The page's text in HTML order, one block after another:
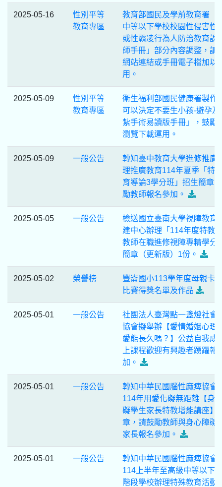
2025-05-16
性別平等
教育專區
教育部國民及學前教育署「
中等以下學校校園性侵害性
或性霸凌行為人防治教育課
師手冊」部分內容調整，請
網站連結或手冊電子檔加以
用。
2025-05-09
性別平等
教育專區
衛生福利部國民健康署製作
可以決定不要生小孩-避孕及
紮手術易讀版手冊」，鼓勵
瀏覽下載運用。
2025-05-09 一般公告
轉知臺中教育大學進修推廣
理推廣教育114年夏季「特
育導論3學分班」招生簡章
勵教師報名參加。
2025-05-05 一般公告
檢送國立臺南大學視障教育
建中心辦理「114年度特教
教師在職進修視障專精學分
簡章（更新版）1份。
2025-05-02 榮譽榜
豐崙國小113學年度母親卡
比賽得獎名單及作品
2025-05-01 一般公告
社團法人臺灣點一盞燈社會
協會擬舉辦【愛情婚姻心理
愛能長久嗎？】公益自我成
上課程歡迎有興趣者踴躍報
加。
2025-05-01 一般公告
轉知中華民國腦性麻痺協會
114年用愛化礙無距離【身
礙學生家長特教增能講座】
章，請鼓勵教師與身心障礙
家長報名參加。
2025-05-01 一般公告
轉知中華民國腦性麻痺協會
114上半年至高級中等以下
階段學校辦理特殊教育活動